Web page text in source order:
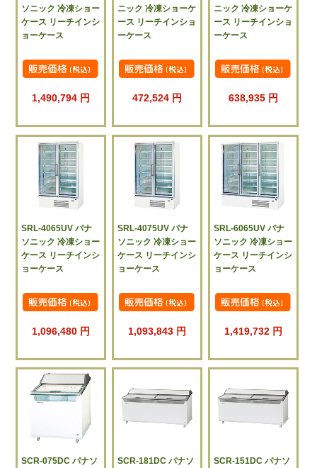
ソニック 冷凍ショー
ケース リーチインシ
ョーケース
1,490,794 円
ニック 冷凍ショーケ
ース リーチインショ
ーケース
472,524 円
ニック 冷凍ショーケ
ース リーチインショ
ーケース
638,935 円
SRL-4065UV パナ
ソニック 冷凍ショー
ケース リーチインシ
ョーケース
1,096,480 円
SRL-4075UV パナ
ソニック 冷凍ショー
ケース リーチインシ
ョーケース
1,093,843 円
SRL-6065UV パナ
ソニック 冷凍ショー
ケース リーチインシ
ョーケース
1,419,732 円
SCR-075DC パナソ
SCR-181DC パナソ
SCR-151DC パナソ